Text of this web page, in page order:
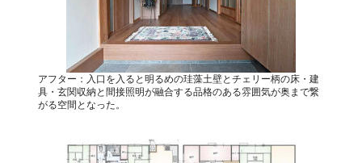
アフター：入口を入ると明るめの珪藻土壁とチェリー柄の床・建
具・玄関収納と間接照明が融合する品格のある雰囲気が奥まで繋
がる空間となった。